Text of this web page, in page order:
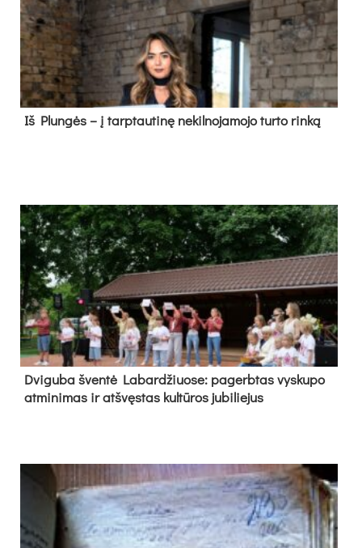
Iš Plungės – į tarptautinę nekilnojamojo turto rinką
Dvi­gu­ba šven­tė La­bar­džiuo­se: pa­gerb­tas vys­ku­po
at­mi­ni­mas ir at­švęs­tas kul­tū­ros ju­bi­lie­jus